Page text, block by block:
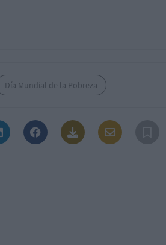
Día Mundial de la Pobreza